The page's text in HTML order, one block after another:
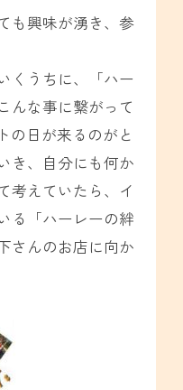
も興味が湧き、参
くうちに、「ハー
んな事に繋がって
の日が来るのがと
き、自分にも何か
考えていたら、イ
る「ハーレーの絆
さんのお店に向か